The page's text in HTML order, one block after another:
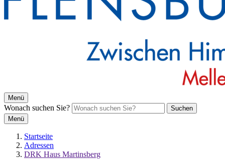
Menü
Wonach suchen Sie?
Suchen
Menü
Startseite
Adressen
DRK Haus Martinsberg